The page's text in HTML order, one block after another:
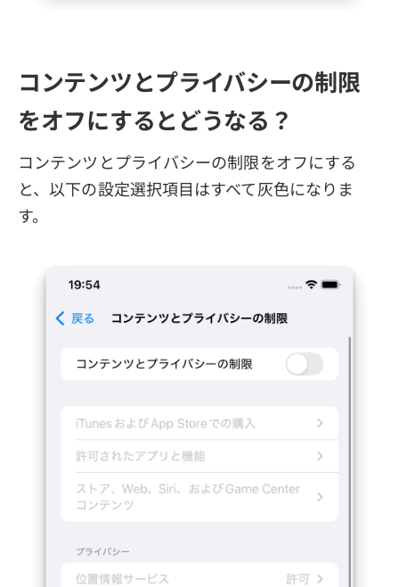
コンテンツとプライバシーの制限
をオフにするとどうなる？
コンテンツとプライバシーの制限をオフにする
と、以下の設定選択項目はすべて灰色になりま
す。